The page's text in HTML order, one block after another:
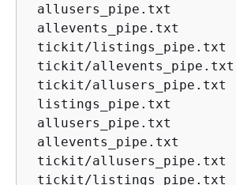
allusers_pipe.txt
allevents_pipe.txt
tickit /listings_pipe.txt
tickit /allevents_pipe.txt
tickit /allusers_pipe.txt
listings_pipe.txt
allusers_pipe.txt
allevents_pipe.txt
tickit /allusers_pipe.txt
tickit /listings_pipe.txt